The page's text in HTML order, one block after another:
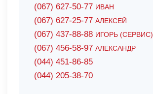
(067) 627-50-77 ИВАН
(067) 627-25-77 АЛЕКСЕЙ
(067) 437-88-88 ИГОРЬ (СЕРВИС)
(067) 456-58-97 АЛЕКСАНДР
(044) 451-86-85
(044) 205-38-70